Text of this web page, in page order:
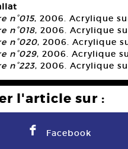
n°015, 2006. Acrylique
n°018, 2006. Acrylique
n°020, 2006. Acrylique
n°029, 2006. Acrylique
n°223, 2006. Acrylique
l'article sur :
F Facebook